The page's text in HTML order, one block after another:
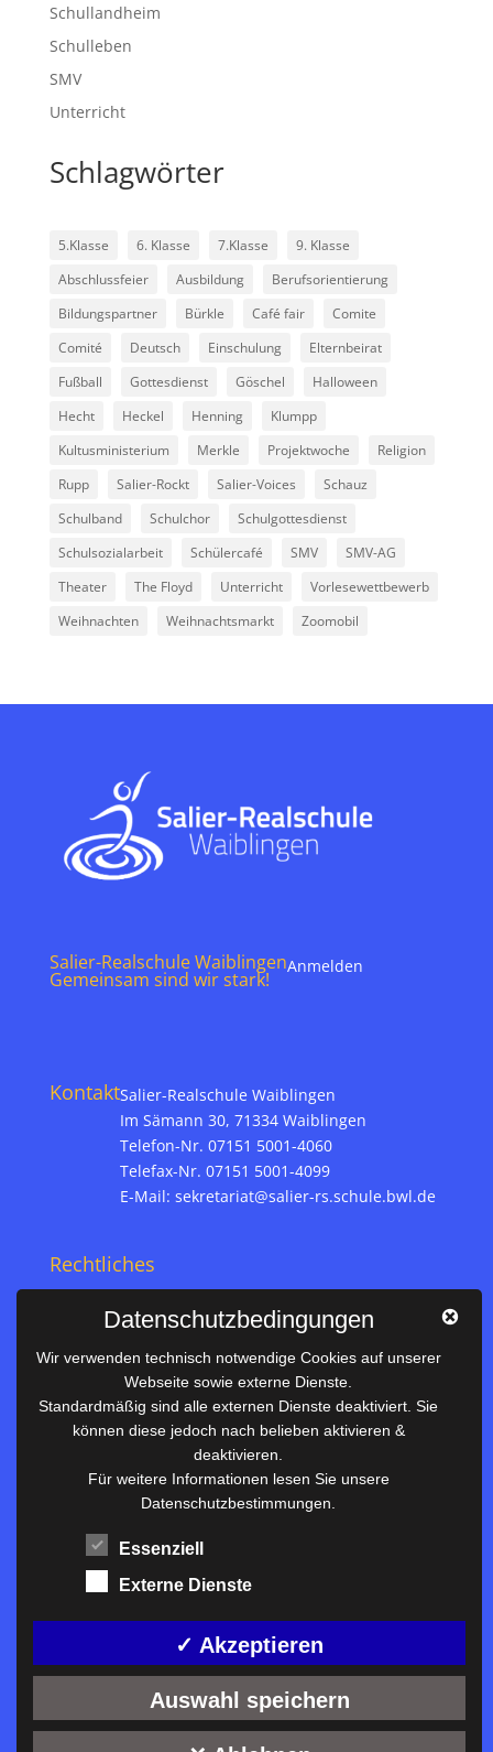
Schullandheim
Schulleben
SMV
Unterricht
Schlagwörter
5.Klasse 6. Klasse 7.Klasse
9. Klasse
Abschlussfeier
Ausbildung
Berufsorientierung
Bildungspartner
Bürkle Café fair
Comite
Comité
Deutsch Einschulung
Elternbeirat
Fußball
Gottesdienst Göschel
Halloween
Hecht
Heckel Henning
Klumpp
Kultusministerium
Merkle Projektwoche
Religion
Rupp
Salier-Rockt Salier-Voices
Schauz
Schulband
Schulchor
Schulgottesdienst
Schulsozialarbeit
Schülercafé SMV
SMV-AG
Theater
The Floyd Unterricht
Vorlesewettbewerb
Weihnachten
Weihnachtsmarkt Zoomobil
Salier-Realschule Waiblingen
Gemeinsam sind wir stark!
Anmelden
KontaktSalier-Realschule Waiblingen
Im Sämann 30, 71334 Waiblingen
Telefon-Nr. 07151 5001-4060
Telefax-Nr. 07151 5001-4099
E-Mail: sekretariat@salier-rs.schule.bwl.de
Rechtliches
Datenschutz
Nützliches
Vertretungsplan
Unterrichtszeiten
Downloadbereich
Terminkalender
Termine AKTUELL
Datenschutzbedingungen
Wir verwenden technisch notwendige Cookies auf unserer
Webseite sowie externe Dienste.
Standardmäßig sind alle externen Dienste deaktiviert. Sie
können diese jedoch nach belieben aktivieren &
deaktivieren.
Für weitere Informationen lesen Sie unsere
Datenschutzbestimmungen.
Essenziell
Externe Dienste
✓ Akzeptieren
Auswahl speichern